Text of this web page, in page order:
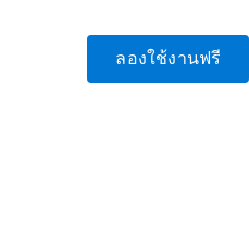
ลองใช้งานฟรี